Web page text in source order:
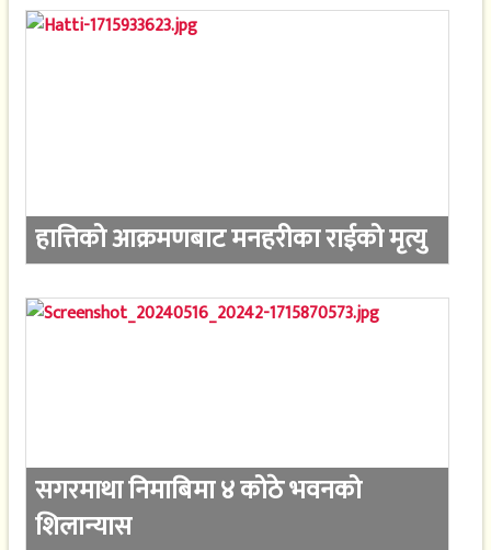
हात्तिको आक्रमणबाट मनहरीका राईको मृत्यु
सगरमाथा निमाबिमा ४ कोठे भवनको
शिलान्यास